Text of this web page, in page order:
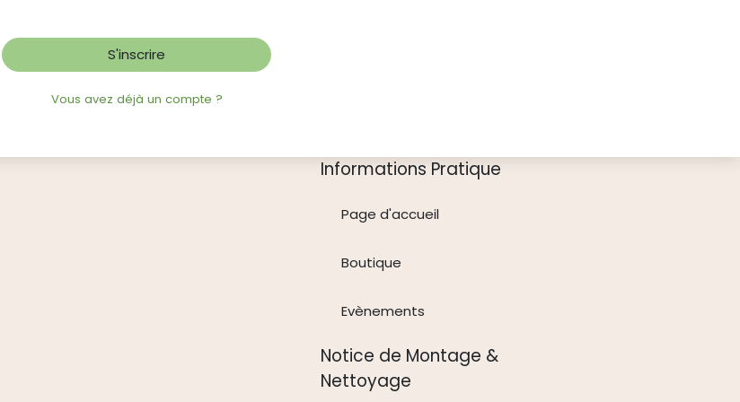
S'inscrire
Vous avez déjà un compte ?
Informations Pratique
Page d'accueil
Boutique
Evènements
Notice de Montage &
Nettoyage